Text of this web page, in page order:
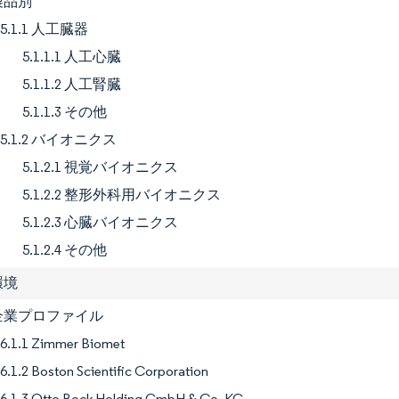
5.1.1 人工臓器
5.1.1.1 人工心臓
5.1.1.2 人工腎臓
5.1.1.3 その他
5.1.2 バイオニクス
5.1.2.1 視覚バイオニクス
5.1.2.2 整形外科用バイオニクス
5.1.2.3 心臓バイオニクス
5.1.2.4 その他
境
業プロファイル
6.1.1 Zimmer Biomet
6.1.2 Boston Scientific Corporation